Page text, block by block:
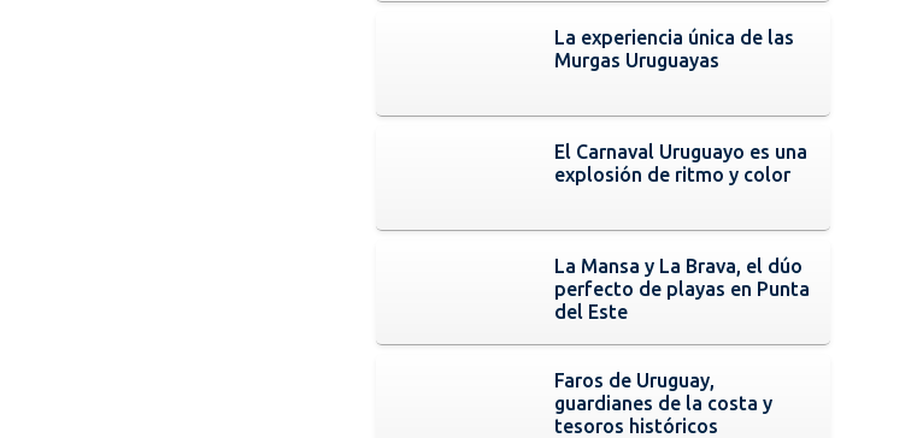
La experiencia única de las
Murgas Uruguayas
El Carnaval Uruguayo es una
explosión de ritmo y color
La Mansa y La Brava, el dúo
perfecto de playas en Punta
del Este
Faros de Uruguay,
guardianes de la costa y
tesoros históricos